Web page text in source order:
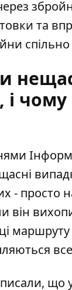
та
і
- просто
він
що